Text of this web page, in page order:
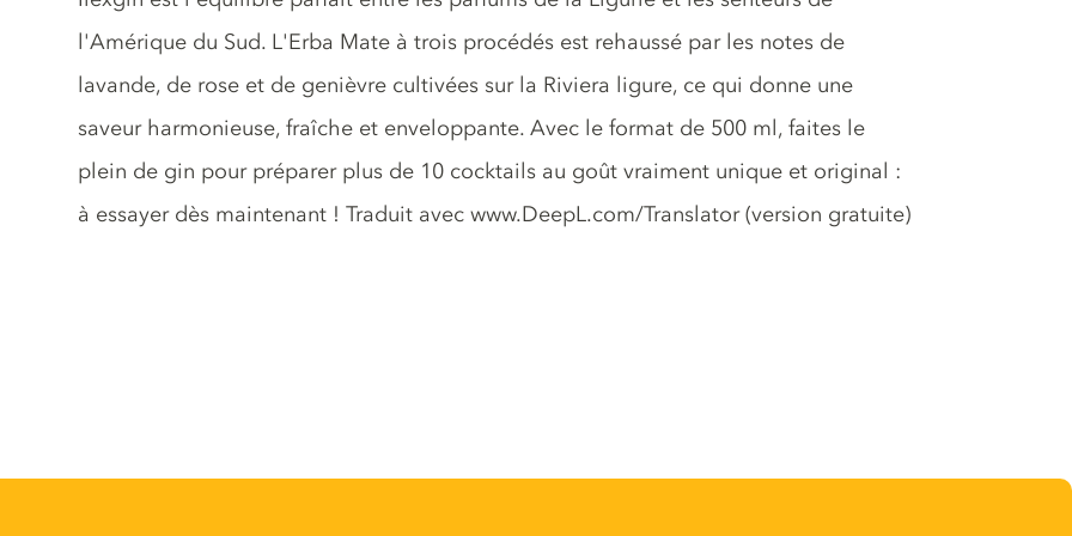
l'Amérique du Sud. L'Erba Mate à trois procédés est rehaussé par les notes de
lavande, de rose et de genièvre cultivées sur la Riviera ligure, ce qui donne une
saveur harmonieuse, fraîche et enveloppante. Avec le format de 500 ml, faites le
plein de gin pour préparer plus de 10 cocktails au goût vraiment unique et original :
à essayer dès maintenant ! Traduit avec www.DeepL.com/Translator (version gratuite)